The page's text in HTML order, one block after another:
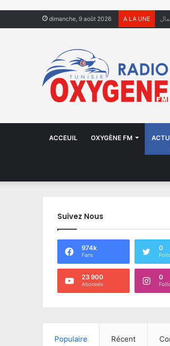
dimanche, 9 août 2026 A LA UNE
ACCEUIL OXYGÈNE FM
Suivez Nous
974k
Fans
0
23 900
Abonnés
0
Populaire Récent